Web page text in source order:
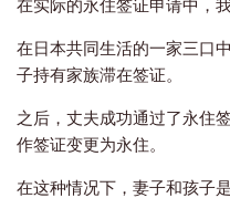
在实际的永住签证申请中，
在日本共同生活的一家三口
子持有家族滞在签证。
之后，丈夫成功通过了永住
作签证变更为永住。
在这种情况下，妻子和孩子